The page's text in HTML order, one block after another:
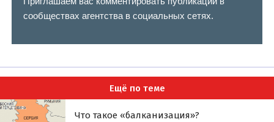
сообществах агентства в социальных сетях.
Ещё по теме
Что такое «балканизация»?